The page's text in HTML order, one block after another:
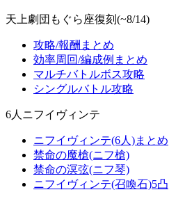
天上劇団もぐら座復刻(~8/14)
攻略/報酬まとめ
効率周回/編成例まとめ
マルチバトルボス攻略
シングルバトル攻略
6人ニフイヴィンテ
ニフイヴィンテ(6人)まとめ
禁命の魔槍(ニフ槍)
禁命の溟弦(ニフ琴)
ニフイヴィンテ(召喚石)5凸